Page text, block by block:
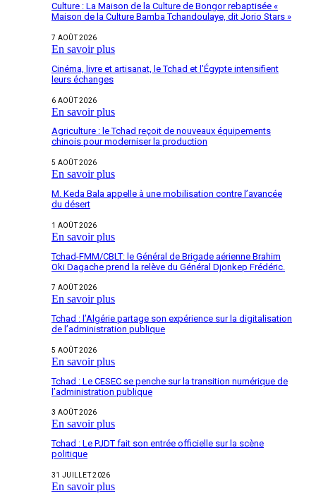
Culture : La Maison de la Culture de Bongor rebaptisée «
Maison de la Culture Bamba Tchandoulaye, dit Jorio Stars »
7 AOÛT 2026
En savoir plus
Cinéma, livre et artisanat, le Tchad et l’Égypte intensifient
leurs échanges
6 AOÛT 2026
En savoir plus
Agriculture : le Tchad reçoit de nouveaux équipements
chinois pour moderniser la production
5 AOÛT 2026
En savoir plus
M. Keda Bala appelle à une mobilisation contre l’avancée
du désert
1 AOÛT 2026
En savoir plus
Tchad-FMM/CBLT: le Général de Brigade aérienne Brahim
Oki Dagache prend la relève du Général Djonkep Frédéric.
7 AOÛT 2026
En savoir plus
Tchad : l’Algérie partage son expérience sur la digitalisation
de l’administration publique
5 AOÛT 2026
En savoir plus
Tchad : Le CESEC se penche sur la transition numérique de
l’administration publique
3 AOÛT 2026
En savoir plus
Tchad : Le PJDT fait son entrée officielle sur la scène
politique
31 JUILLET 2026
En savoir plus